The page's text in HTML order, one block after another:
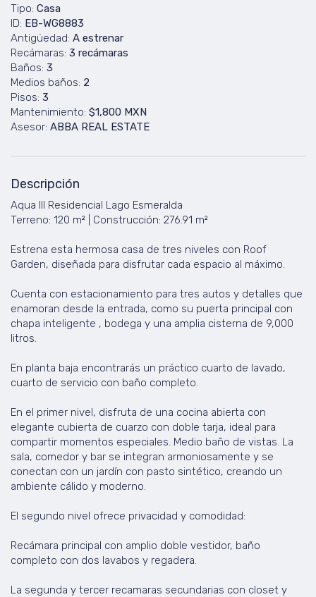
Tipo: Casa
ID: EB-WG8883
Antigüedad: A estrenar
Recámaras: 3 recámaras
Baños: 3
Medios baños: 2
Pisos: 3
Mantenimiento: $1,800 MXN
Asesor: ABBA REAL ESTATE
Descripción
Aqua III Residencial Lago Esmeralda
Terreno: 120 m² | Construcción: 276.91 m²
Estrena esta hermosa casa de tres niveles con Roof
Garden, diseñada para disfrutar cada espacio al máximo.
Cuenta con estacionamiento para tres autos y detalles que
enamoran desde la entrada, como su puerta principal con
chapa inteligente , bodega y una amplia cisterna de 9,000
litros.
En planta baja encontrarás un práctico cuarto de lavado,
cuarto de servicio con baño completo.
En el primer nivel, disfruta de una cocina abierta con
elegante cubierta de cuarzo con doble tarja, ideal para
compartir momentos especiales. Medio baño de vistas. La
sala, comedor y bar se integran armoniosamente y se
conectan con un jardín con pasto sintético, creando un
ambiente cálido y moderno.
El segundo nivel ofrece privacidad y comodidad:
Recámara principal con amplio doble vestidor, baño
completo con dos lavabos y regadera.
La segunda y tercer recamaras secundarias con closet y